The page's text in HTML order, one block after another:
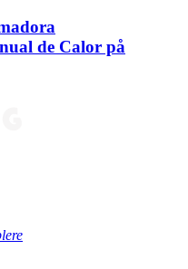
de Calor på